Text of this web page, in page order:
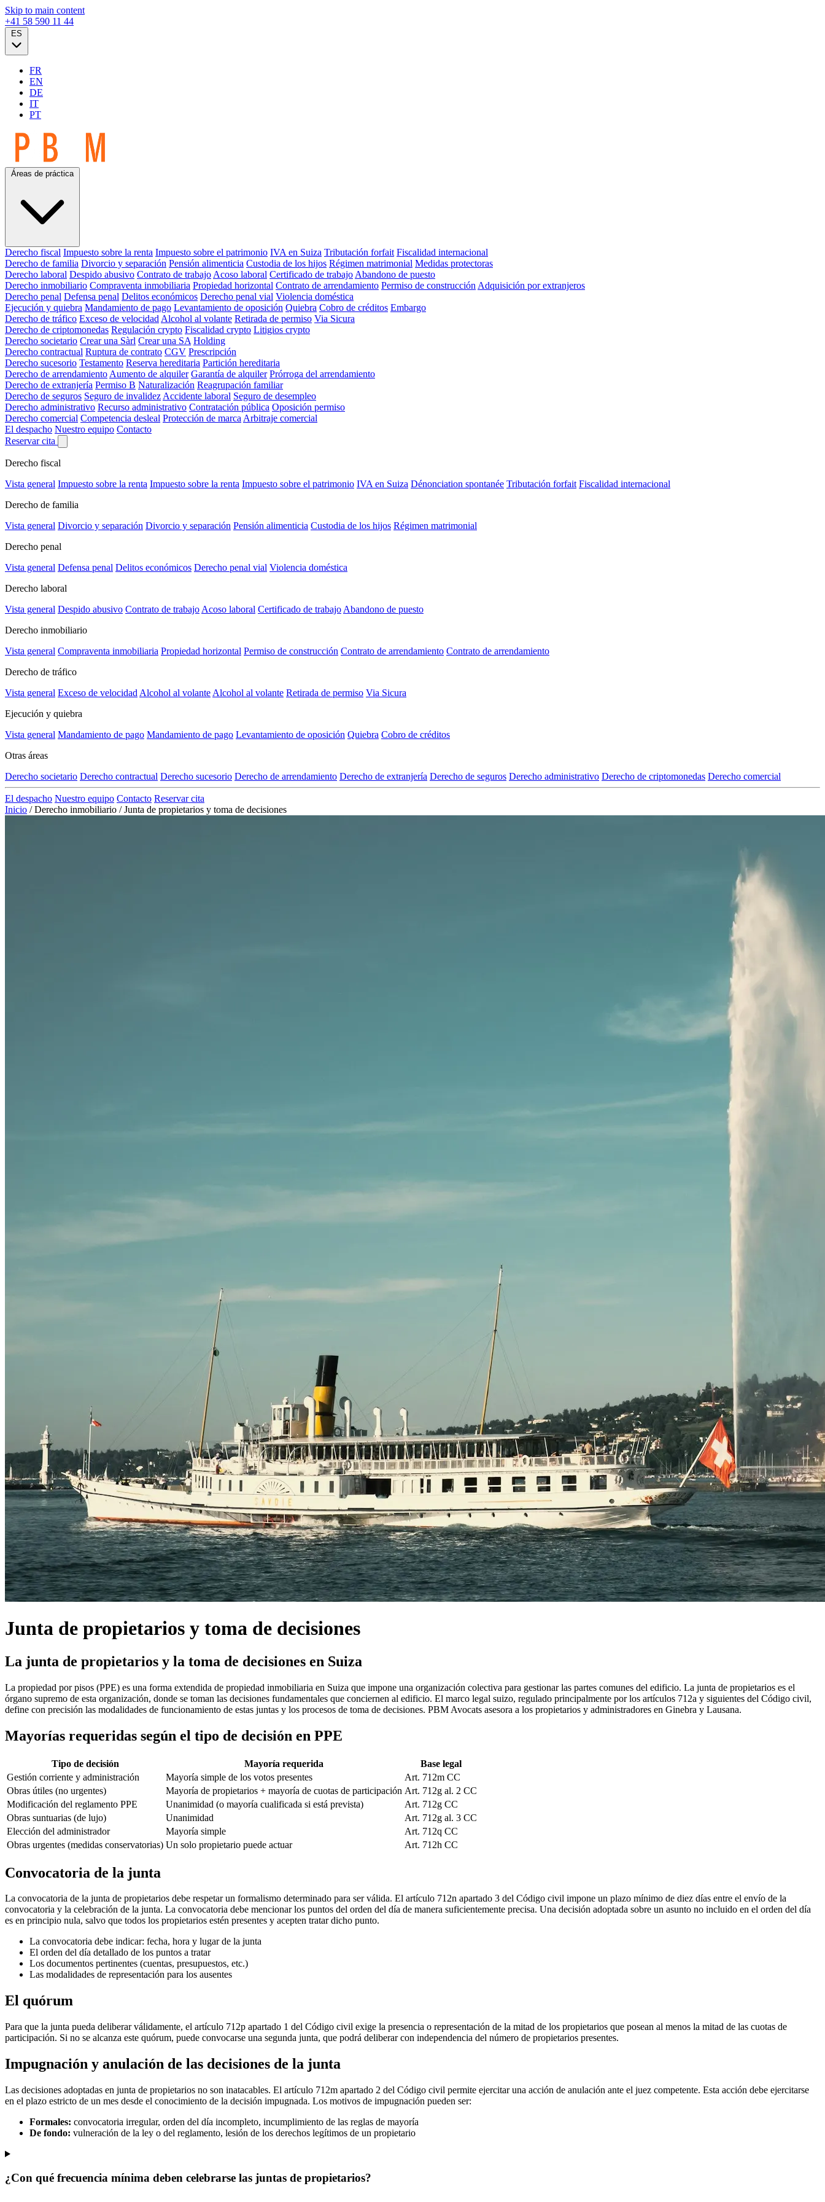
Skip to main content
+41 58 590 11 44
FR
EN
DE
IT
PT
Áreas de práctica
Derecho fiscal Impuesto sobre la renta Impuesto sobre el patrimonio IVA en Suiza Tributación forfait Fiscalidad internacional
Derecho de familia Divorcio y separación Pensión alimenticia Custodia de los hijos Régimen matrimonial Medidas protectoras
Derecho laboral Despido abusivo Contrato de trabajo Acoso laboral Certificado de trabajo Abandono de puesto
Derecho inmobiliario Compraventa inmobiliaria Propiedad horizontal Contrato de arrendamiento Permiso de construcción Adquisición por extranjeros
Derecho penal Defensa penal Delitos económicos Derecho penal vial Violencia doméstica
Ejecución y quiebra Mandamiento de pago Levantamiento de oposición Quiebra Cobro de créditos Embargo
Derecho de tráfico Exceso de velocidad Alcohol al volante Retirada de permiso Via Sicura
Derecho de criptomonedas Regulación crypto Fiscalidad crypto Litigios crypto
Derecho societario Crear una Sàrl Crear una SA Holding
Derecho contractual Ruptura de contrato CGV Prescripción
Derecho sucesorio Testamento Reserva hereditaria Partición hereditaria
Derecho de arrendamiento Aumento de alquiler Garantía de alquiler Prórroga del arrendamiento
Derecho de extranjería Permiso B Naturalización Reagrupación familiar
Derecho de seguros Seguro de invalidez Accidente laboral Seguro de desempleo
Derecho administrativo Recurso administrativo Contratación pública Oposición permiso
Derecho comercial Competencia desleal Protección de marca Arbitraje comercial
El despacho Nuestro equipo Contacto
Reservar cita
Derecho fiscal
Vista general Impuesto sobre la renta Impuesto sobre la renta Impuesto sobre el patrimonio IVA en Suiza Dénonciation spontanée Tributación forfait Fiscalidad internacional
Derecho de familia
Vista general Divorcio y separación Divorcio y separación Pensión alimenticia Custodia de los hijos Régimen matrimonial
Derecho penal
Vista general Defensa penal Delitos económicos Derecho penal vial Violencia doméstica
Derecho laboral
Vista general Despido abusivo Contrato de trabajo Acoso laboral Certificado de trabajo Abandono de puesto
Derecho inmobiliario
Vista general Compraventa inmobiliaria Propiedad horizontal Permiso de construcción Contrato de arrendamiento Contrato de arrendamiento
Derecho de tráfico
Vista general Exceso de velocidad Alcohol al volante Alcohol al volante Retirada de permiso Via Sicura
Ejecución y quiebra
Vista general Mandamiento de pago Mandamiento de pago Levantamiento de oposición Quiebra Cobro de créditos
Otras áreas
Derecho societario Derecho contractual Derecho sucesorio Derecho de arrendamiento Derecho de extranjería Derecho de seguros Derecho administrativo Derecho de criptomonedas Derecho comercial
El despacho Nuestro equipo Contacto Reservar cita
Inicio / Derecho inmobiliario / Junta de propietarios y toma de decisiones
Junta de propietarios y toma de decisiones
La junta de propietarios y la toma de decisiones en Suiza
La propiedad por pisos (PPE) es una forma extendida de propiedad inmobiliaria en Suiza que impone una organización colectiva para gestionar las partes comunes del edificio. La junta de propietarios es el
órgano supremo de esta organización, donde se toman las decisiones fundamentales que conciernen al edificio. El marco legal suizo, regulado principalmente por los artículos 712a y siguientes del Código civil,
define con precisión las modalidades de funcionamiento de estas juntas y los procesos de toma de decisiones. PBM Avocats asesora a los propietarios y administradores en Ginebra y Lausana.
Mayorías requeridas según el tipo de decisión en PPE
Tipo de decisión Mayoría requerida
Base legal
Gestión corriente y administración
Mayoría simple de los votos presentes
Art. 712m CC
Obras útiles (no urgentes)
Mayoría de propietarios + mayoría de cuotas de participación Art. 712g al. 2 CC
Modificación del reglamento PPE
Unanimidad (o mayoría cualificada si está prevista)
Art. 712g CC
Obras suntuarias (de lujo)
Unanimidad
Art. 712g al. 3 CC
Elección del administrador
Mayoría simple
Art. 712q CC
Obras urgentes (medidas conservatorias) Un solo propietario puede actuar Art. 712h CC
Convocatoria de la junta
La convocatoria de la junta de propietarios debe respetar un formalismo determinado para ser válida. El artículo 712n apartado 3 del Código civil impone un plazo mínimo de diez días entre el envío de la
convocatoria y la celebración de la junta. La convocatoria debe mencionar los puntos del orden del día de manera suficientemente precisa. Una decisión adoptada sobre un asunto no incluido en el orden del día
es en principio nula, salvo que todos los propietarios estén presentes y acepten tratar dicho punto.
La convocatoria debe indicar: fecha, hora y lugar de la junta
El orden del día detallado de los puntos a tratar
Los documentos pertinentes (cuentas, presupuestos, etc.)
Las modalidades de representación para los ausentes
El quórum
Para que la junta pueda deliberar válidamente, el artículo 712p apartado 1 del Código civil exige la presencia o representación de la mitad de los propietarios que posean al menos la mitad de las cuotas de
participación. Si no se alcanza este quórum, puede convocarse una segunda junta, que podrá deliberar con independencia del número de propietarios presentes.
Impugnación y anulación de las decisiones de la junta
Las decisiones adoptadas en junta de propietarios no son inatacables. El artículo 712m apartado 2 del Código civil permite ejercitar una acción de anulación ante el juez competente. Esta acción debe ejercitarse
en el plazo estricto de un mes desde el conocimiento de la decisión impugnada. Los motivos de impugnación pueden ser:
Formales: convocatoria irregular, orden del día incompleto, incumplimiento de las reglas de mayoría
De fondo: vulneración de la ley o del reglamento, lesión de los derechos legítimos de un propietario
¿Con qué frecuencia mínima deben celebrarse las juntas de propietarios?